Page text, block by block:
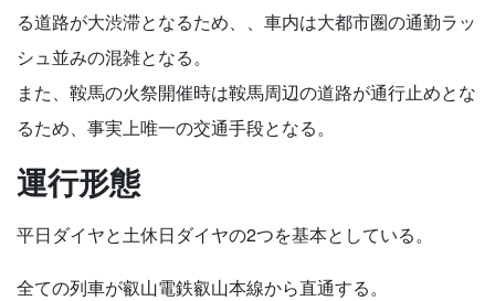
る道路が大渋滞となるため、、車内は大都市圏の通勤ラッ
シュ並みの混雑となる。
また、鞍馬の火祭開催時は鞍馬周辺の道路が通行止めとな
るため、事実上唯一の交通手段となる。
運行形態
平日ダイヤと土休日ダイヤの2つを基本としている。
全ての列車が叡山電鉄叡山本線から直通する。